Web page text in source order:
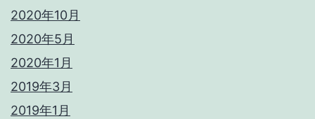
2020年10月
2020年5月
2020年1月
2019年3月
2019年1月